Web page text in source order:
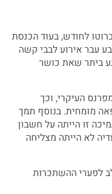
הנתבעת היא כ- 100,000 ₪ ברוטו לחודש, בעוד הכנסת
עבר אירוע לבבי קשה
ביתר שאת כושר
העיקרי, וכך
מומחית. בנוסף תמך
זו הייתה על חשבון
לא הייתה מצליחה
לפערי ההשתכרות